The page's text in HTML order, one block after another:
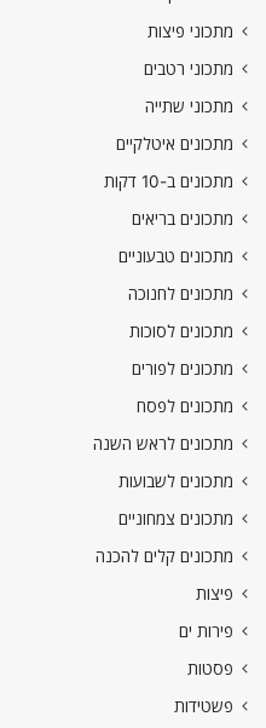
מתכוני פיצות
מתכוני רטבים
מתכוני שתייה
מתכונים איטלקיים
מתכונים ב-10 דקות
מתכונים בריאים
מתכונים טבעוניים
מתכונים לחנוכה
מתכונים לסוכות
מתכונים לפורים
מתכונים לפסח
מתכונים לראש השנה
מתכונים לשבועות
מתכונים צמחוניים
מתכונים קלים להכנה
פיצות
פירות ים
פסטות
פשטידות